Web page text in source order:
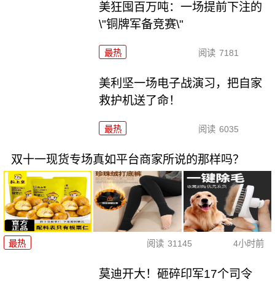
美狂囤百万吨：一场提前下注的
\"铜牌军备竞赛\"
最热 阅读 7181
美利坚一场电子战演习，把自家
救护机送了命！
最热 阅读 6035
双十一现货专场真如平台商家所说的那样吗？
最热 阅读 31145 4小时前
莫迪开大！砸碎印军17个司令